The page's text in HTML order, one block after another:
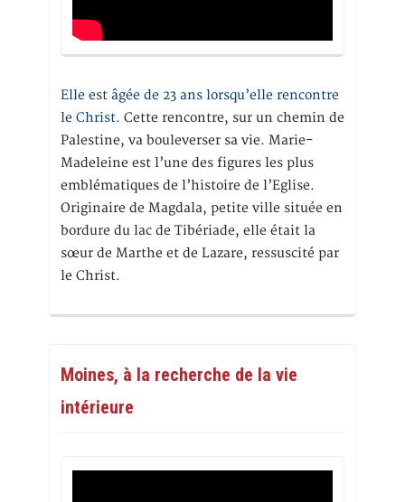
Elle est âgée de 23 ans lorsqu’elle rencontre
le Christ. Cette rencontre, sur un chemin de
Palestine, va bouleverser sa vie. Marie-
Madeleine est l’une des figures les plus
emblématiques de l’histoire de l’Eglise.
Originaire de Magdala, petite ville située en
bordure du lac de Tibériade, elle était la
sœur de Marthe et de Lazare, ressuscité par
le Christ.
Moines, à la recherche de la vie
intérieure